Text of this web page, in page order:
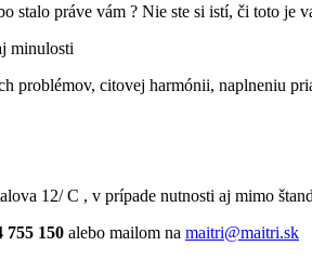
stalo práve vám ? Nie ste si istí, či toto je
minulosti
problémov, citovej harmónii, naplneniu
12/ C , v prípade nutnosti aj mimo
755 150 alebo mailom na maitri@maitri.sk